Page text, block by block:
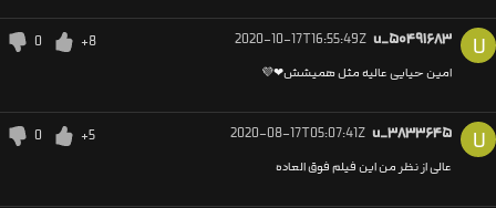
U u_۵۰۴۹۱۶۸۳ 2020-10-17T16:55:49Z
+8
0
امین حیایی عالیه مثل همیشش❤💜
U u_۳۸۳۳۶۴۵ 2020-08-17T05:07:41Z
+5
0
عالی از نظر من این فیلم فوق العاده